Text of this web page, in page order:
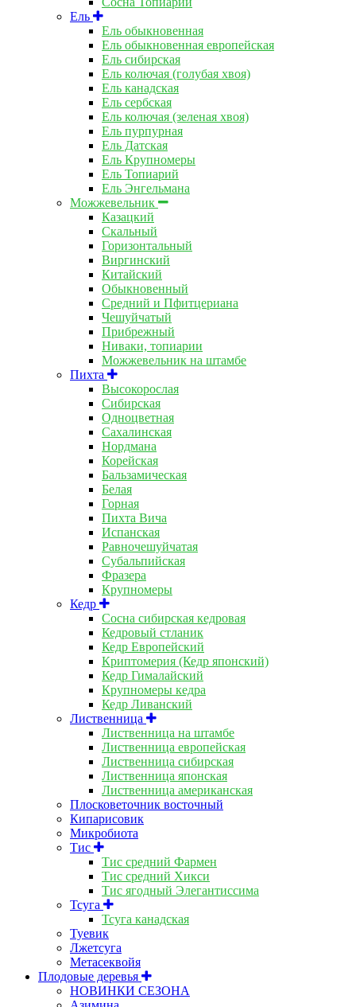
Ель
Ель обыкновенная
Ель обыкновенная европейская
Ель сибирская
Ель колючая (голубая хвоя)
Ель канадская
Ель сербская
Ель колючая (зеленая хвоя)
Ель пурпурная
Ель Датская
Ель Крупномеры
Ель Топиарий
Ель Энгельмана
Можжевельник
Казацкий
Скальный
Горизонтальный
Виргинский
Китайский
Обыкновенный
Средний и Пфитцериана
Чешуйчатый
Прибрежный
Ниваки, топиарии
Можжевельник на штамбе
Пихта
Высокорослая
Сибирская
Одноцветная
Сахалинская
Нордмана
Корейская
Бальзамическая
Белая
Горная
Пихта Вича
Испанская
Равночешуйчатая
Субальпийская
Фразера
Крупномеры
Кедр
Сосна сибирская кедровая
Кедровый стланик
Кедр Европейский
Криптомерия (Кедр японский)
Кедр Гималайский
Крупномеры кедра
Кедр Ливанский
Лиственница
Лиственница на штамбе
Лиственница европейская
Лиственница сибирская
Лиственница японская
Лиственница американская
Плосковеточник восточный
Кипарисовик
Микробиота
Тис
Тис средний Фармен
Тис средний Хикси
Тис ягодный Элегантиссима
Тсуга
Тсуга канадская
Туевик
Лжетсуга
Метасеквойя
Плодовые деревья
НОВИНКИ СЕЗОНА